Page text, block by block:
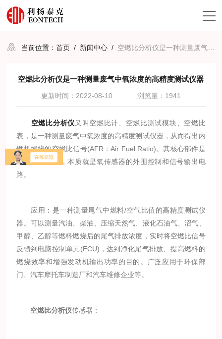
当前位置：首页 / 新闻中心 / 空燃比分析仪是一种测量废气中氧浓度的高精度测试仪器
空燃比分析仪是一种测量废气中氧浓度的高精度测试仪器
更新时间：2022-08-10 浏览量：1941
空燃比分析仪又叫空燃比计、空燃比测试模块、空燃比
表，是一种测量废气中氧浓度的高精度测试仪器，从而得出内
燃机燃烧的空燃比信号(AFR：Air Fuel Ratio)。其核心部件是
宽域氧传感器，本质就是氧传感器的外围控制和信号输出电
路。
应用：是一种测量尾气中燃料/空气比值的高精度测试仪
器。可以测量汽油、柴油、压缩天然气、液化石油气、沼气、
甲醇、乙醇等燃料燃烧后的尾气排放浓度，实时将空燃比信号
反馈到电脑控制单元(ECU)，达到净化尾气排放、提高燃料的
燃烧效率和增强发动机输出功率的目的。广泛应用于环保部
门、汽车摩托车制造厂和汽车维修企业等。
空燃比分析仪传感器：